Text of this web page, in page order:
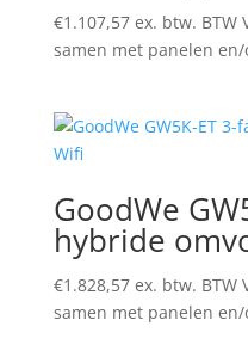
€1.107,57 ex. btw.
samen met panelen
GoodWe
hybride
€1.828,57 ex. btw.
samen met panelen